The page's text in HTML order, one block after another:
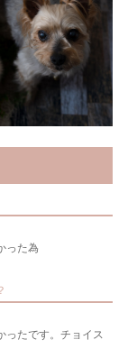
った為
ったです。チョイス